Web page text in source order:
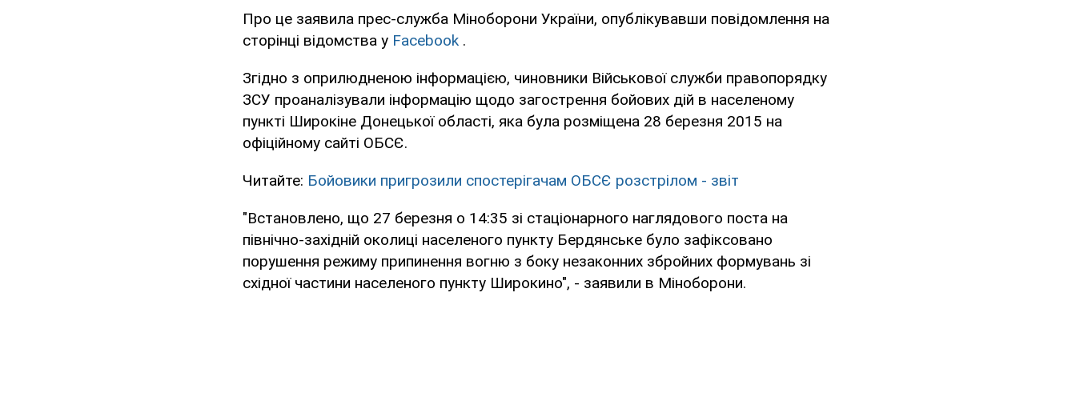
Про це заявила прес-служба Міноборони України, опублікувавши повідомлення на
сторінці відомства у Facebook .
Згідно з оприлюдненою інформацією, чиновники Військової служби правопорядку
ЗСУ проаналізували інформацію щодо загострення бойових дій в населеному
пункті Широкіне Донецької області, яка була розміщена 28 березня 2015 на
офіційному сайті ОБСЄ.
Читайте: Бойовики пригрозили спостерігачам ОБСЄ розстрілом - звіт
"Встановлено, що 27 березня о 14:35 зі стаціонарного наглядового поста на
північно-західній околиці населеного пункту Бердянське було зафіксовано
порушення режиму припинення вогню з боку незаконних збройних формувань зі
східної частини населеного пункту Широкино", - заявили в Міноборони.